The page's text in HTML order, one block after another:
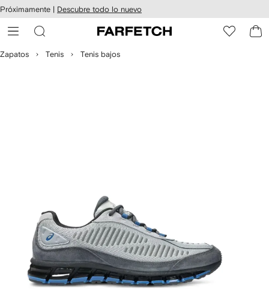
al
Próximamente | Descubre todo lo nuevo
Zapatos Tenis Tenis bajos